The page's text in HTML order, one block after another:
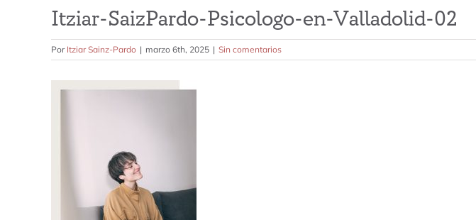
Itziar-SaizPardo-Psicologo-en-Valladolid-02
Por Itziar Sainz-Pardo | marzo 6th, 2025 | Sin comentarios